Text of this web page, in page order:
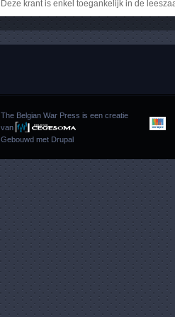
Deze krant is enkel toegankelijk in de
The Belgian War Press is een creatie
van
Gebouwd met Drupal